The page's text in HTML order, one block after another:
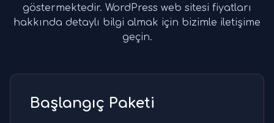
göstermektedir. WordPress web sitesi fiyatları
hakkında detaylı bilgi almak için bizimle iletişime
geçin.
Başlangıç Paketi